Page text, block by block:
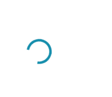
DETAILNÉ INFORMÁCIE